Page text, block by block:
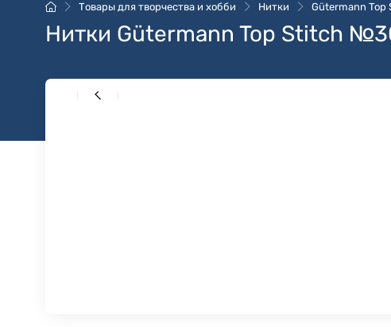
Товары для творчества и хобби Нитки Gütermann
Нитки Gütermann Top Stitch